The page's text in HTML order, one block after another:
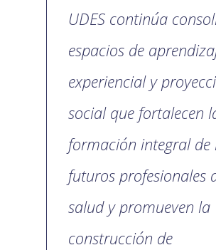
UDES continúa
espacios de
experiencial y
social que fortalecen
formación integral de
futuros profesionales
salud y promueven la
construcción de